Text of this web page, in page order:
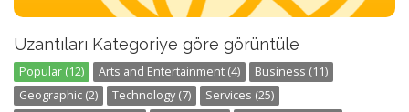
Uzantıları Kategoriye göre görüntüle
Popular (12) Arts and Entertainment (4)
Business (11)
Geographic (2)
Technology (7)
Services (25)